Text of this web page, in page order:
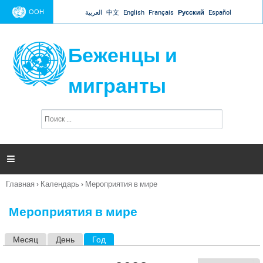
Jump to navigation
ООН العربية 中文 English Français Русский Español
Беженцы и
мигранты
п
и

Вы
Главная › Календарь › Мероприятия в мире
Мероприятия в мире
Месяц День Год